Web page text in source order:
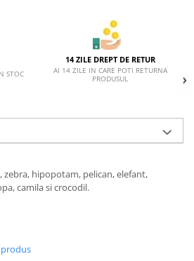
STOC
14 ZILE DREPT DE RETUR
AI 14 ZILE IN CARE POTI RETURNA
PRODUSUL
zebra, hipopotam, pelican, elefant,
camila si crocodil.